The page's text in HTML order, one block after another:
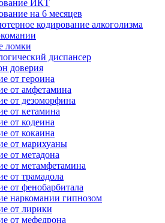
ИКТ
на 6 месяцев
кодирование алкоголизма
ломки
диспансер
доверия
от героина
от амфетамина
от дезоморфина
от кетамина
от кодеина
от кокаина
от марихуаны
от метадона
от метамфетамина
от трамадола
от фенобарбитала
наркомании гипнозом
от лирики
от мефедрона